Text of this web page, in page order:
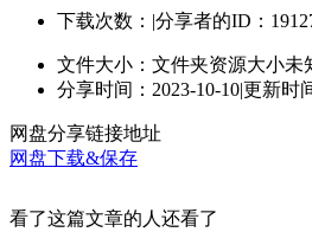
下载次数： |分享者的ID：
文件大小：文件夹资源大小未
分享时间：2023-10-10|更新时
网盘分享链接地址
网盘下载&保存
看了这篇文章的人还看了